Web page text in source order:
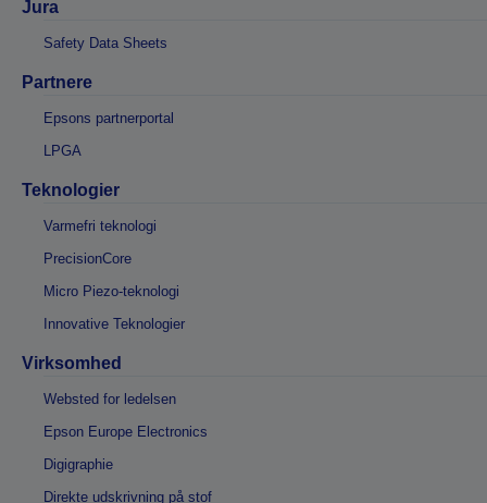
Jura
Safety Data Sheets
Partnere
Epsons partnerportal
LPGA
Teknologier
Varmefri teknologi
PrecisionCore
Micro Piezo-teknologi
Innovative Teknologier
Virksomhed
Websted for ledelsen
Epson Europe Electronics
Digigraphie
Direkte udskrivning på stof